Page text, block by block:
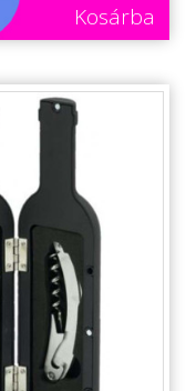
Kosárba